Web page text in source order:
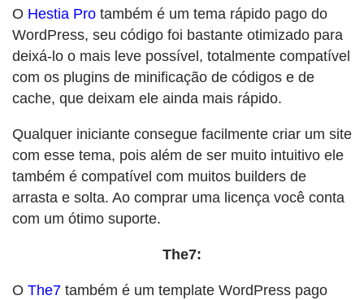
O Hestia Pro também é um tema rápido pago do
WordPress, seu código foi bastante otimizado para
deixá-lo o mais leve possível, totalmente compatível
com os plugins de minificação de códigos e de
cache, que deixam ele ainda mais rápido.
Qualquer iniciante consegue facilmente criar um site
com esse tema, pois além de ser muito intuitivo ele
também é compatível com muitos builders de
arrasta e solta. Ao comprar uma licença você conta
com um ótimo suporte.
The7:
O The7 também é um template WordPress pago